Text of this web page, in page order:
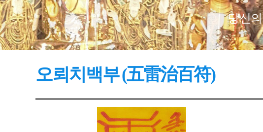
당신
오뢰치백부 (五雷治百符)